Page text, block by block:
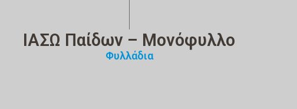
ΙΑΣΩ Παίδων – Μονόφυλλο
Φυλλάδια